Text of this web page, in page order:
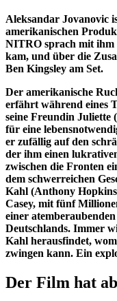
Aleksandar Jovanovic
amerikanischen
NITRO sprach mit ihm
kam, und über die
Ben Kingsley am Set.
Der amerikanische
erfährt während eines
seine Freundin Juliette
für eine
er zufällig auf den
der ihm einen
zwischen die Fronten
dem schwerreichen
Kahl (Anthony
Casey, mit fünf
einer
Deutschlands. Immer
Kahl herausfindet,
zwingen kann. Ein
Der Film hat